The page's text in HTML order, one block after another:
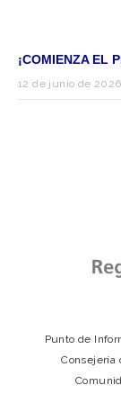
¡COMIENZA EL
12 de junio de 2026
Punto de
Consejería